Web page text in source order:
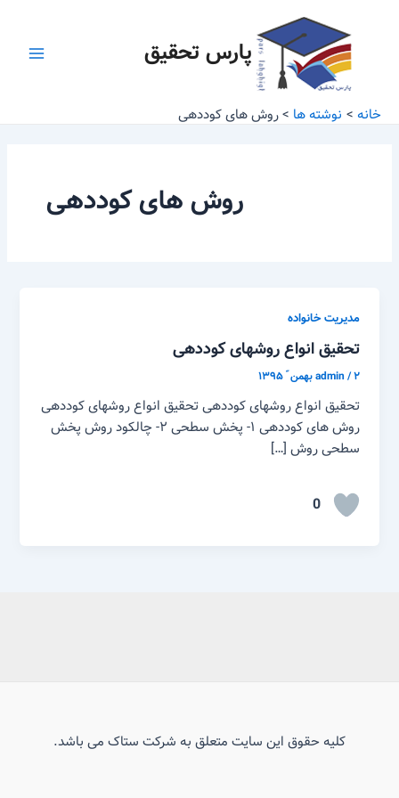
پارس تحقیق
خانه نوشته ها روش های کوددهی
روش های کوددهی
مدیریت خانواده
تحقیق انواع روشهای کوددهی
admin/۲ بهمن ّ ۱۳۹۵
تحقیق انواع روشهای کوددهی تحقیق انواع روشهای کوددهی
روش های کوددهی ۱- پخش سطحی ۲- چالکود روش پخش
سطحی روش […]
0
کلیه حقوق این سایت متعلق به شرکت ستاک می باشد.